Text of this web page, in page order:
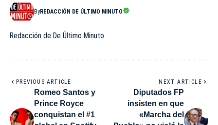
ByREDACCIÓN DE ÚLTIMO MINUTO
Redacción de De Último Minuto
PREVIOUS ARTICLE
Romeo Santos y
Prince Royce
conquistan el #1
NEXT ARTICLE
Diputados FP
insisten en que
«Marcha del